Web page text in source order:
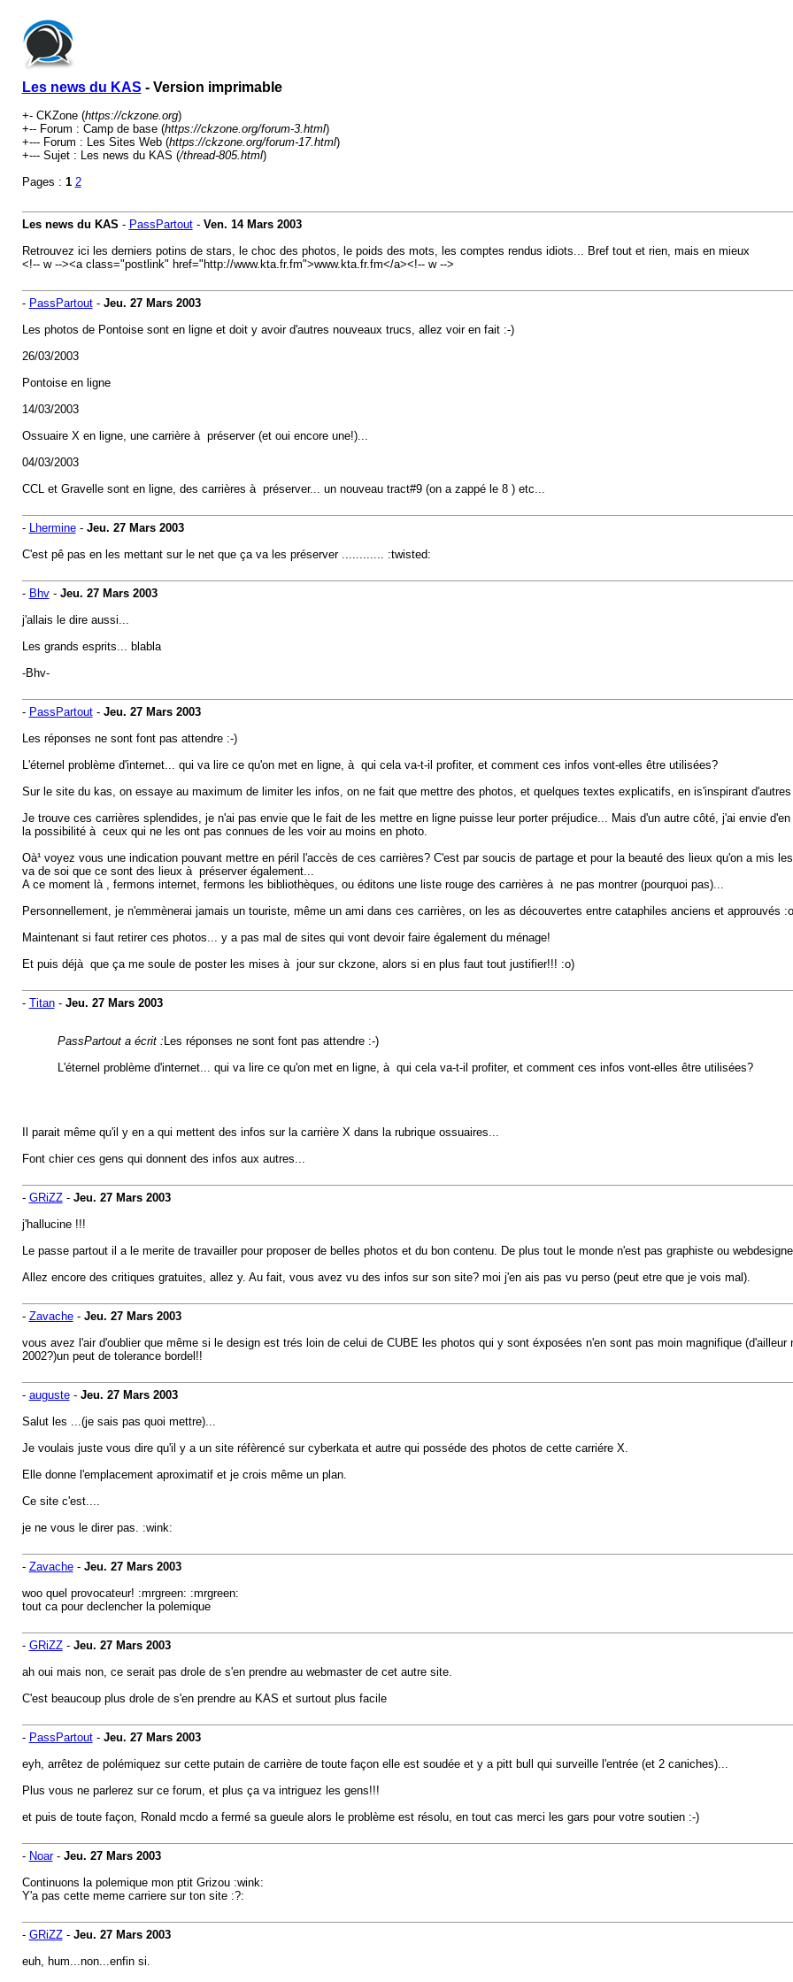
Les news du KAS - Version imprimable
+- CKZone (https://ckzone.org)
+-- Forum : Camp de base (https://ckzone.org/forum-3.html)
+--- Forum : Les Sites Web (https://ckzone.org/forum-17.html)
+--- Sujet : Les news du KAS (/thread-805.html)
Pages : 1 2
Les news du KAS - PassPartout- Ven. 14 Mars 2003
Retrouvez ici les derniers potins de stars, le choc des photos, le poids des mots, les comptes rendus idiots... Bref tout et rien, mais en mieux
<!-- w --><a class="postlink" href="http://www.kta.fr.fm">www.kta.fr.fm</a><!-- w -->
- PassPartout- Jeu. 27 Mars 2003
Les photos de Pontoise sont en ligne et doit y avoir d'autres nouveaux trucs, allez voir en fait :-)
26/03/2003
Pontoise en ligne
14/03/2003
Ossuaire X en ligne, une carrière à préserver (et oui encore une!)...
04/03/2003
CCL et Gravelle sont en ligne, des carrières à préserver... un nouveau tract#9 (on a zappé le 8 ) etc...
- Lhermine- Jeu. 27 Mars 2003
C'est pê pas en les mettant sur le net que ça va les préserver ............ :twisted:
- Bhv- Jeu. 27 Mars 2003
j'allais le dire aussi...
Les grands esprits... blabla
-Bhv-
- PassPartout- Jeu. 27 Mars 2003
Les réponses ne sont font pas attendre :-)
L'éternel problème d'internet... qui va lire ce qu'on met en ligne, à qui cela va-t-il profiter, et comment ces infos vont-elles être utilisées?
Sur le site du kas, on essaye au maximum de limiter les infos, on ne fait que mettre des photos, et quelques textes explicatifs, en is'inspirant
Je trouve ces carrières splendides, je n'ai pas envie que le fait de les mettre en ligne puisse leur porter préjudice... Mais d'un autre côté, j'ai envie
la possibilité à ceux qui ne les ont pas connues de les voir au moins en photo.
Oà¹ voyez vous une indication pouvant mettre en péril l'accès de ces carrières? C'est par soucis de partage et pour la beauté des lieux qu'on a mis
va de soi que ce sont des lieux à préserver également...
A ce moment là , fermons internet, fermons les bibliothèques, ou éditons une liste rouge des carrières à ne pas montrer (pourquoi pas)...
Personnellement, je n'emmènerai jamais un touriste, même un ami dans ces carrières, on les as découvertes entre cataphiles anciens et approuvés
Maintenant si faut retirer ces photos... y a pas mal de sites qui vont devoir faire également du ménage!
Et puis déjà que ça me soule de poster les mises à jour sur ckzone, alors si en plus faut tout justifier!!! :o)
- Titan- Jeu. 27 Mars 2003
PassPartout a écrit : Les réponses ne sont font pas attendre :-)
L'éternel problème d'internet... qui va lire ce qu'on met en ligne, à qui cela va-t-il profiter, et comment ces infos vont-elles être utilisées?
Il parait même qu'il y en a qui mettent des infos sur la carrière X dans la rubrique ossuaires...
Font chier ces gens qui donnent des infos aux autres...
- GRiZZ- Jeu. 27 Mars 2003
j'hallucine !!!
Le passe partout il a le merite de travailler pour proposer de belles photos et du bon contenu. De plus tout le monde n'est pas graphiste ou
Allez encore des critiques gratuites, allez y. Au fait, vous avez vu des infos sur son site? moi j'en ais pas vu perso (peut etre que je vois mal).
- Zavache- Jeu. 27 Mars 2003
vous avez l'air d'oublier que même si le design est trés loin de celui de CUBE les photos qui y sont éxposées n'en sont pas moin magnifique
2002?)un peut de tolerance bordel!!
- auguste- Jeu. 27 Mars 2003
Salut les ...(je sais pas quoi mettre)...
Je voulais juste vous dire qu'il y a un site réfèrencé sur cyberkata et autre qui posséde des photos de cette carriére X.
Elle donne l'emplacement aproximatif et je crois même un plan.
Ce site c'est....
je ne vous le direr pas. :wink:
- Zavache- Jeu. 27 Mars 2003
woo quel provocateur! :mrgreen: :mrgreen:
tout ca pour declencher la polemique
- GRiZZ- Jeu. 27 Mars 2003
ah oui mais non, ce serait pas drole de s'en prendre au webmaster de cet autre site.
C'est beaucoup plus drole de s'en prendre au KAS et surtout plus facile
- PassPartout- Jeu. 27 Mars 2003
eyh, arrêtez de polémiquez sur cette putain de carrière de toute façon elle est soudée et y a pitt bull qui surveille l'entrée (et 2 caniches)...
Plus vous ne parlerez sur ce forum, et plus ça va intriguez les gens!!!
et puis de toute façon, Ronald mcdo a fermé sa gueule alors le problème est résolu, en tout cas merci les gars pour votre soutien :-)
- Noar- Jeu. 27 Mars 2003
Continuons la polemique mon ptit Grizou :wink:
Y'a pas cette meme carriere sur ton site :?:
- GRiZZ- Jeu. 27 Mars 2003
euh, hum...non...enfin si.